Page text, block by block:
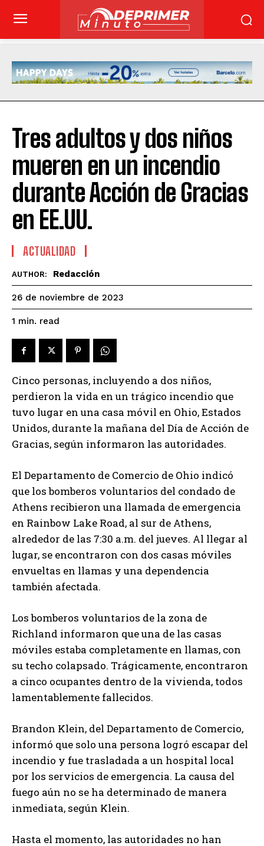
Tres adultos y dos niños
mueren en un incendio
durante Acción de Gracias
en EE.UU.
ACTUALIDAD
AUTHOR: Redacción
26 de noviembre de 2023
1 min. read
Cinco personas, incluyendo a dos niños,
perdieron la vida en un trágico incendio que
tuvo lugar en una casa móvil en Ohio, Estados
Unidos, durante la mañana del Día de Acción de
Gracias, según informaron las autoridades.
El Departamento de Comercio de Ohio indicó
que los bomberos voluntarios del condado de
Athens recibieron una llamada de emergencia
en Rainbow Lake Road, al sur de Athens,
alrededor de las 7:30 a.m. del jueves. Al llegar al
lugar, se encontraron con dos casas móviles
envueltas en llamas y una dependencia
también afectada.
Los bomberos voluntarios de la zona de
Richland informaron que una de las casas
móviles estaba completamente en llamas, con
su techo colapsado. Trágicamente, encontraron
a cinco ocupantes dentro de la vivienda, todos
lamentablemente fallecidos.
Brandon Klein, del Departamento de Comercio,
informó que solo una persona logró escapar del
incendio y fue trasladada a un hospital local
por los servicios de emergencia. La causa del
fuego aún no se ha determinado de manera
inmediata, según Klein.
Hasta el momento, las autoridades no han